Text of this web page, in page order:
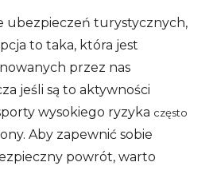
ubezpieczeń turystycznych,
to taka, która jest
przez nas
jeśli są to aktywności
wysokiego ryzyka często
Aby zapewnić sobie
powrót, warto